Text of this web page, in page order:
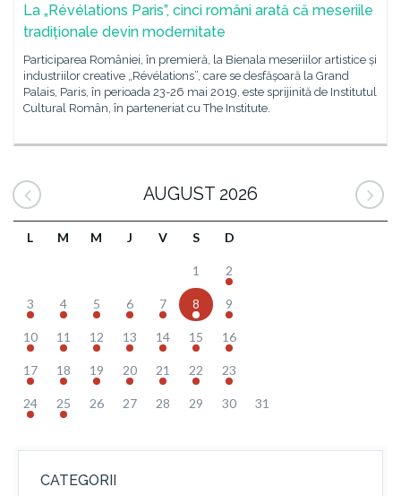
La „Révélations Paris”, cinci români arată că meseriile
tradiționale devin modernitate
Participarea României, în premieră, la Bienala meseriilor artistice și
industriilor creative „Révélations”, care se desfășoară la Grand
Palais, Paris, în perioada 23-26 mai 2019, este sprijinită de Institutul
Cultural Român, în parteneriat cu The Institute.
AUGUST 2026
L M M J V S D
1 2
3 4 5 6 7 8 9
10 11 12 13 14 15 16
17 18 19 20 21 22 23
24 25 26 27 28 29 30 31
CATEGORII